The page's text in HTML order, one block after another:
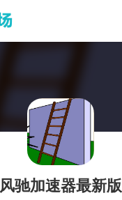
风驰加速器最新版